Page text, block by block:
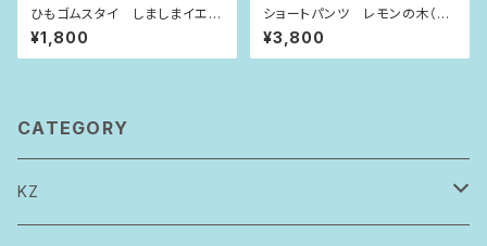
ひもゴムスタイ しましまイエロ
ー
¥1,800
ショートパンツ レモンの木（90
size）
¥3,800
CATEGORY
KZ